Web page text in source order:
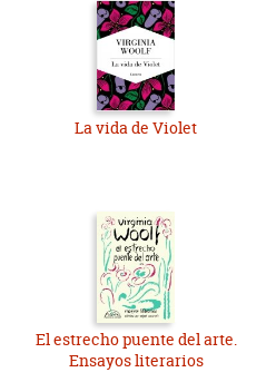
La vida de Violet
El estrecho puente del arte.
Ensayos literarios